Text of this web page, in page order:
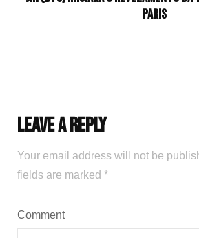
Paris
Leave a Reply
Your email address will not be
fields are marked *
Comment